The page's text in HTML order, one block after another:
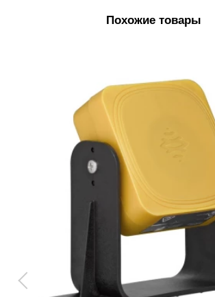
Похожие товары